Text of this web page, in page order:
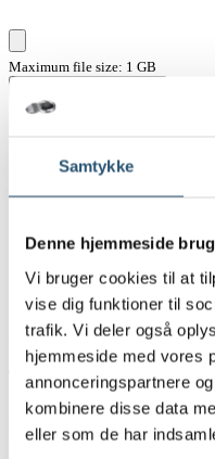
Samtykke
Denne hjemmeside
Vi bruger cookies til at
vise dig funktioner til
trafik. Vi deler også
hjemmeside med vores
annonceringspartnere
kombinere disse data
eller som de har
Maximum file size: 1 GB
Kontakt en VVS-tekniker,
hanen sidder fast
der fortsat siver vand
vandtrykket virker
En professionel kan hurtigt
Typiske tegn på
Et brud på vandrørene er
starter skaden som små,